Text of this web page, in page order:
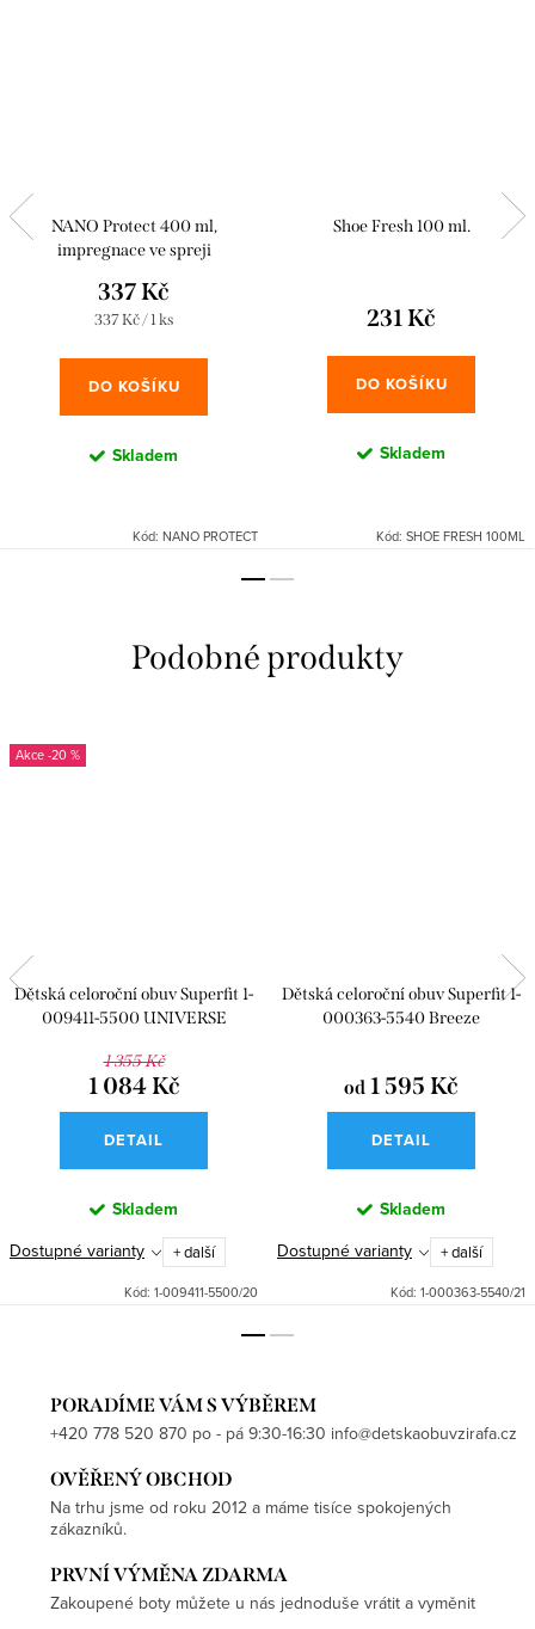
NANO Protect 400 ml,
impregnace ve spreji
337 Kč
Měrná
337 Kč / 1 ks
DO KOŠÍKU
Skladem
Kód: NANO PROTECT
Shoe Fresh 100 ml.
231 Kč
DO KOŠÍKU
Skladem
Kód: SHOE FRESH 100ML
-20 %
Dětská celoroční obuv Superfit 1-
009411-5500 UNIVERSE
1 355 Kč
1 084 Kč
DETAIL
Skladem
Dostupné varianty + další
Kód: 1-009411-5500/20
Dětská celoroční obuv Superfit 1-
000363-5540 Breeze
od 1 595 Kč
DETAIL
Skladem
Dostupné varianty + další
Kód: 1-000363-5540/21
PORADÍME VÁM S VÝBĚREM
+420 778 520 870 po - pá 9:30-16:30 info@detskaobuvzirafa.cz
OVĚŘENÝ OBCHOD
Na trhu jsme od roku 2012 a máme tisíce spokojených
zákazníků.
PRVNÍ VÝMĚNA ZDARMA
Zakoupené boty můžete u nás jednoduše vrátit a vyměnit